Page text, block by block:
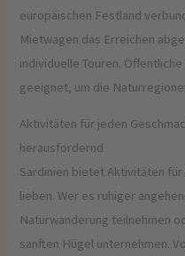
europäischen Festland
Mietwagen das Erreichen
individuelle Touren.
geeignet, um die
Aktivitäten für jeden
herausfordernd
Sardinien bietet Aktivitäten
lieben. Wer es ruhiger
Naturwanderung teilnehmen
sanften Hügel unternehmen.